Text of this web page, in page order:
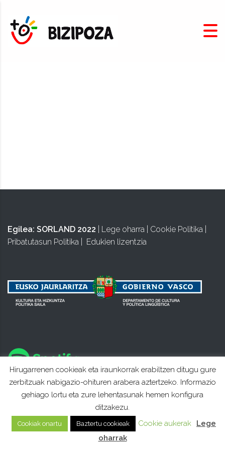
Egilea: SORLAND 2022 Lege oharra Cookie Politika
Pribatutasun Politika
Edukien lizentzia
Hirugarrenen cookieak eta iraunkorrak erabiltzen ditugu gure
zerbitzuak nabigazio-ohituren arabera aztertzeko. Informazio
gehiago lortu eta zure lehentasunak hemen konfigura
ditzakezu.
Cookiak onartu Baztertu cookieak Cookie aukerak
Lege
oharrak